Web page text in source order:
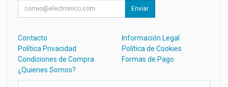
Enviar
Contacto
Información Legal
Política Privacidad
Política de Cookies
Condiciones de Compra
Formas de Pago
¿Quienes Somos?